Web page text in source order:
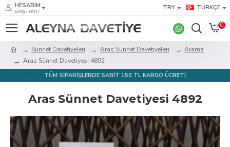
HESABIM
GIRIŞ / KAYIT
TRY TÜRKÇE
0
Sünnet Davetiyeleri Aras Sünnet Davetiyeleri
Arama
Aras Sünnet Davetiyesi 4892
TÜM SİPARİŞLERDE SABİT 150 TL KARGO ÜCRETİ
Aras Sünnet Davetiyesi 4892